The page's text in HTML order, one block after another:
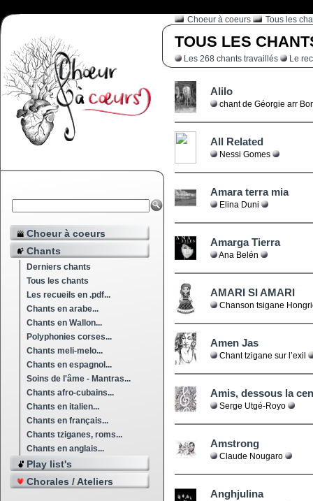
Choeur à coeurs
Chants
Derniers chants
Tous les chants
Les recueils en .pdf...
Chants en arabe...
Chants en Wallon...
Polyphonies corses...
Chants meli-melo...
Chants en espagnol...
Soins de l'âme - Mantras...
Chants afro-cubains...
Chants en italien...
Chants en français...
Chants tziganes, roms...
Chants en anglais...
Play list's
Chorales / Ateliers
Choeur à coeurs Tous les
TOUS LES
Les 268 chants travaillés Le
Alilo
chant de Géorgie arr
All Related
Nessi Gomes
Amara terra mia
Elina Duni
Amarga Tierra
Ana Belén
AMARI SI AMARI
Chanson tsigane
Amen Jas
Chant tzigane sur l’exil
Amis, dessous la
Serge Utgé-Royo
Amstrong
Claude Nougaro
Anghjulina